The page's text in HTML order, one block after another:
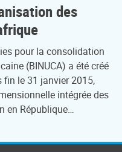
des
pour la consolidation
(BINUCA) a été créé
le 31 janvier 2015,
intégrée des
en République…